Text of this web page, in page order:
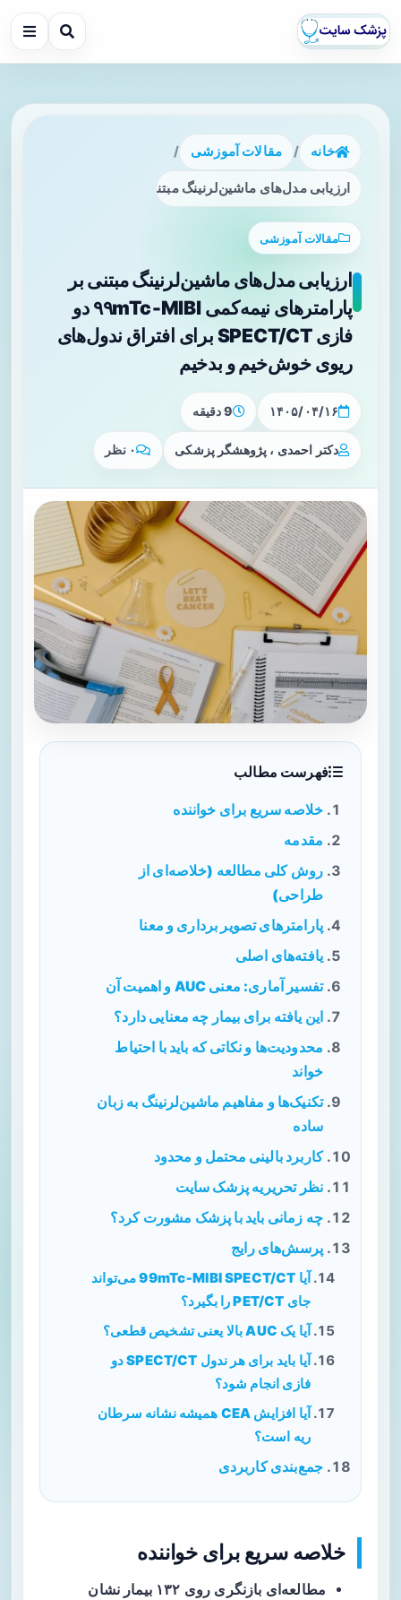
خانه / مقالات آموزشی /
ارزیابی مدل‌های ماشین‌لرنینگ مبتنی بر پارامترهای نیمه‌کمی ۹۹mTc‑MIBI دو فازی SPECT/CT برای افتراق ندول‌های ریوی خوش‌خیم و بدخیم
مقالات آموزشی
ارزیابی مدل‌های ماشین‌لرنینگ مبتنی بر
پارامترهای نیمه‌کمی ۹۹mTc‑MIBI دو
فازی SPECT/CT برای افتراق ندول‌های
ریوی خوش‌خیم و بدخیم
۱۴۰۵/۰۴/۱۶ 9 دقیقه
دکتر احمدی ، پژوهشگر پزشکی ۰ نظر
فهرست مطالب
خلاصه سریع برای خواننده
مقدمه
روش کلی مطالعه (خلاصه‌ای از
طراحی)
پارامترهای تصویر برداری و معنا
یافته‌های اصلی
تفسیر آماری: معنی AUC و اهمیت آن
این یافته برای بیمار چه معنایی دارد؟
محدودیت‌ها و نکاتی که باید با احتیاط
خواند
تکنیک‌ها و مفاهیم ماشین‌لرنینگ به زبان
ساده
کاربرد بالینی محتمل و محدود
نظر تحریریه پزشک سایت
چه زمانی باید با پزشک مشورت کرد؟
پرسش‌های رایج
آیا 99mTc‑MIBI SPECT/CT می‌تواند
جای PET/CT را بگیرد؟
آیا یک AUC بالا یعنی تشخیص قطعی؟
آیا باید برای هر ندول SPECT/CT دو
فازی انجام شود؟
آیا افزایش CEA همیشه نشانه سرطان
ریه است؟
جمع‌بندی کاربردی
خلاصه سریع برای خواننده
مطالعه
‌ای بازنگری روی ۱۳۲ بیمار نشان